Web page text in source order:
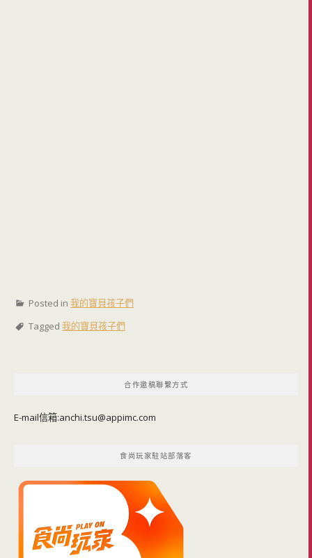
Posted in 我的寶貝孩子們
Tagged 我的寶貝孩子們
合作邀稿聯繫方式
E-mail信箱:anchi.tsu@appimc.com
食尚玩家駐站部落客